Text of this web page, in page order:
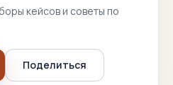
кейсов и советы по
Поделиться